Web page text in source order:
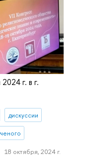
г. в г.
дискуссии
18 октября, 2024 г.